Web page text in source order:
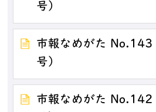
号）
市報なめがた No.143
号）
市報なめがた No.142